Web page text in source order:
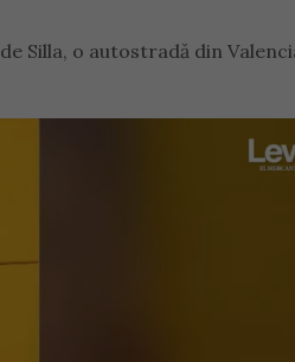
Silla, o autostradă din